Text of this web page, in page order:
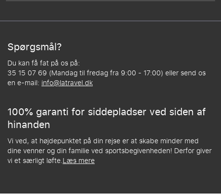
Spørgsmål?
Du kan få fat på os på:
35 15 07 69 (Mandag til fredag fra 9:00 - 17:00) eller send os
en e-mail: info@latravel.dk
100% garanti for siddepladser ved siden af
hinanden
Vi ved, at højdepunktet på din rejse er at skabe minder med
dine venner og din familie ved sportsbegivenheden! Derfor giver
vi et særligt løfte.Læs mere